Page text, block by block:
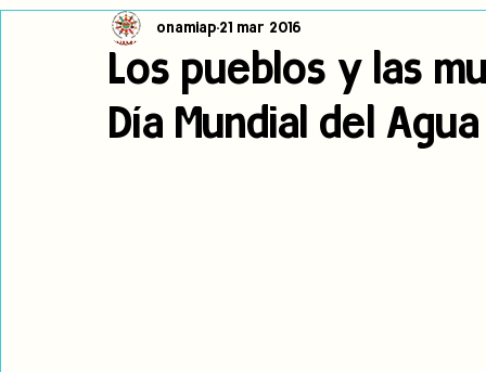
Cambio climático Navegador indígena
Pronunciamientos Observatorio de consulta previa
Los pueblos y las
Día Mundial del Agua
onamiap 21 mar 2016